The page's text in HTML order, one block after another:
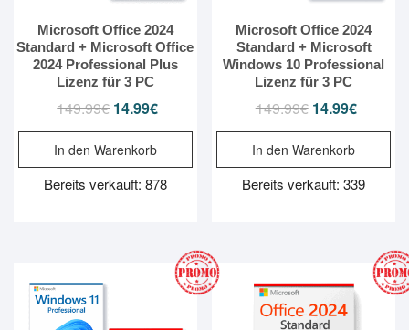
Microsoft Office 2024
Standard + Microsoft Office
2024 Professional Plus
Lizenz für 3 PC
149.99€ Ursprünglicher
Preis
war:
149.99€
14.99€
Preis
14.99€.
In den Warenkorb
Bereits verkauft: 878
Microsoft Office 2024
Standard + Microsoft
Windows 10 Professional
Lizenz für 3 PC
149.99€ Ursprünglicher
Preis
war:
149.99€
14.99€Aktueller
Preis
14.99€.
In den Warenkorb
Bereits verkauft: 339